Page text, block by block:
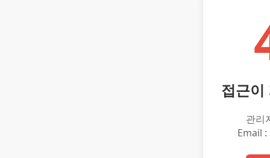
접근이
관리
Email